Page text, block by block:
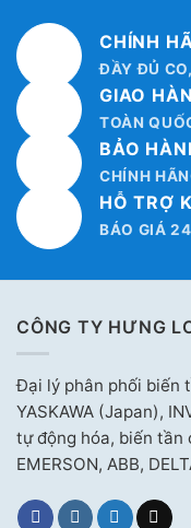
CHÍNH
ĐẦY ĐỦ
GIAO
TOÀN
BẢO
CHÍNH
HỖ TRỢ
BÁO GIÁ
CÔNG TY HƯNG
Đại lý phân phối biến
YASKAWA (Japan),
tự động hóa, biến tần
EMERSON, ABB,